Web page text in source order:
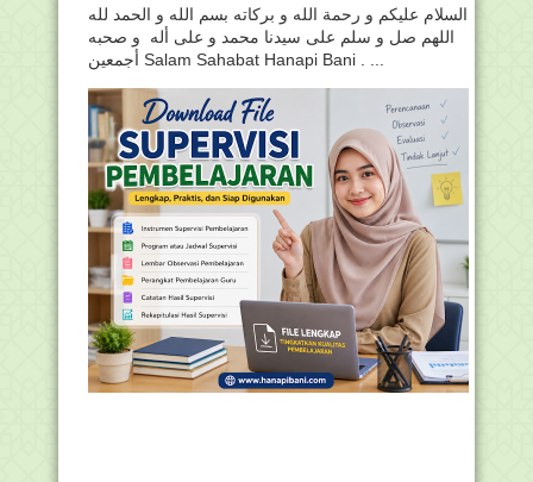
السلام عليكم و رحمة الله و بركاته بسم الله و الحمد لله
اللهم صل و سلم على سيدنا محمد و على أله و صحبه
أجمعين Salam Sahabat Hanapi Bani . ...